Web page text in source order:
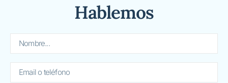
Hablemos